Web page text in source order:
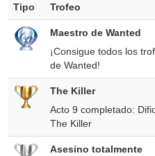
Tipo Trofeo
Maestro de Wanted
¡Consigue todos los
de Wanted!
The Killer
Acto 9 completado:
The Killer
Asesino totalmente